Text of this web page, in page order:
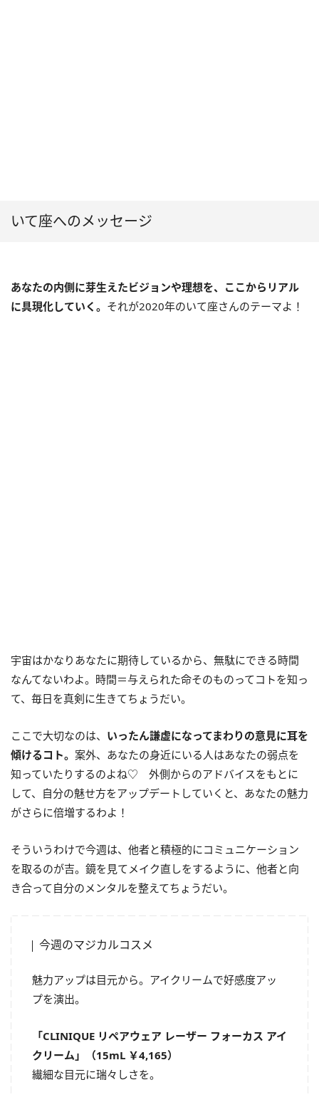
いて座へのメッセージ
あなたの内側に芽生えたビジョンや理想を、ここからリアル
に具現化していく。 それが2020年のいて座さんのテーマよ！
宇宙はかなりあなたに期待しているから、無駄にできる時間
なんてないわよ。時間＝与えられた命そのものってコトを知っ
て、毎日を真剣に生きてちょうだい。
ここで大切なのは、 いったん謙虚になってまわりの意見に耳を
傾けるコト。 案外、あなたの身近にいる人はあなたの弱点を
知っていたりするのよね♡ 外側からのアドバイスをもとに
して、自分の魅せ方をアップデートしていくと、あなたの魅力
がさらに倍増するわよ！
そういうわけで今週は、他者と積極的にコミュニケーション
を取るのが吉。鏡を見てメイク直しをするように、他者と向
き合って自分のメンタルを整えてちょうだい。
今週のマジカルコスメ
魅力アップは目元から。アイクリームで好感度アッ
プを演出。
「CLINIQUE リペアウェア レーザー フォーカス アイ
クリーム」（15mL ￥4,165）
繊細な目元に瑞々しさを。